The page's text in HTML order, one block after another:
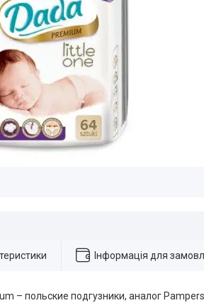
Інформація для
– польские подгузники, аналог